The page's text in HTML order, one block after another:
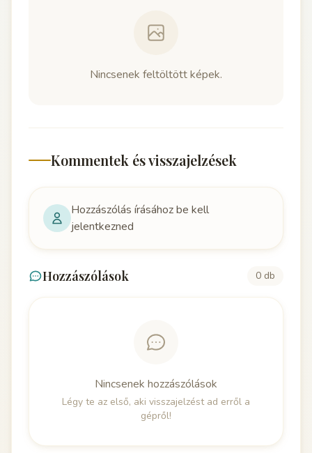
Nincsenek feltöltött képek.
Kommentek és visszajelzések
Hozzászólás írásához be kell
jelentkezned
Hozzászólások 0 db
Nincsenek hozzászólások
Légy te az első, aki visszajelzést ad erről a
gépről!